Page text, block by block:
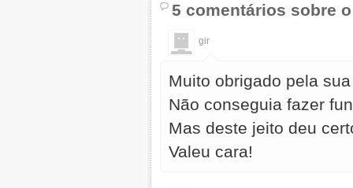
5 comentários sobre
gir
Muito obrigado pela
Não conseguia fazer
Mas deste jeito deu
Valeu cara!